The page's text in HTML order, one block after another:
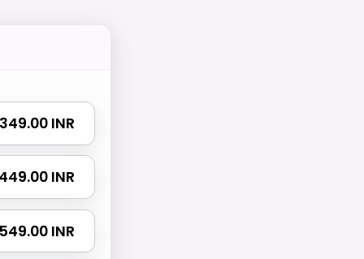
349.00 INR
449.00 INR
549.00 INR